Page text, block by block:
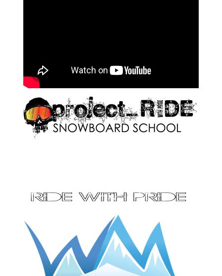
Click pe imagine pentru afișarea ei în întregime